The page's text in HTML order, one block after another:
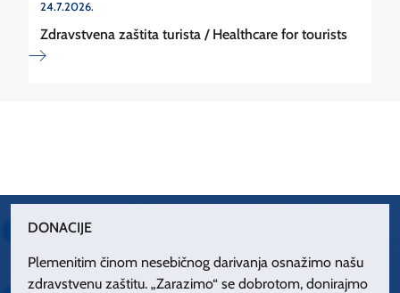
24.7.2026.
Zdravstvena zaštita turista / Healthcare for tourists
DONACIJE
Plemenitim činom nesebičnog darivanja osnažimo našu
zdravstvenu zaštitu. „Zarazimo“ se dobrotom, donirajmo